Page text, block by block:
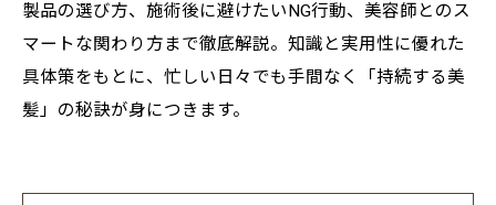
製品の選び方、施術後に避けたいNG行動、美容師とのス
マートな関わり方まで徹底解説。知識と実用性に優れた
具体策をもとに、忙しい日々でも手間なく「持続する美
髪」の秘訣が身につきます。